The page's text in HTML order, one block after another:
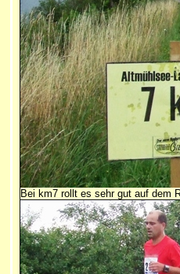
Bei km7 rollt es sehr gut auf dem